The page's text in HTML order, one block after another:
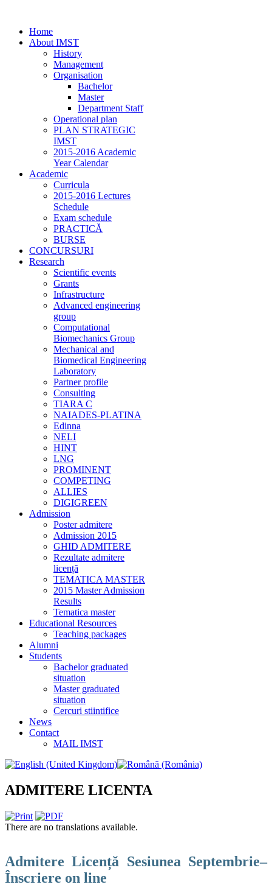
Home
About IMST
History
Management
Organisation
Bachelor
Master
Department Staff
Operational plan
PLAN STRATEGIC
IMST
2015-2016 Academic
Year Calendar
Academic
Curricula
2015-2016 Lectures
Schedule
Exam schedule
PRACTICĂ
BURSE
CONCURSURI
Research
Scientific events
Grants
Infrastructure
Advanced engineering
group
Computational
Biomechanics Group
Mechanical and
Biomedical Engineering
Laboratory
Partner profile
Consulting
TIARA C
NAIADES-PLATINA
Edinna
NELI
HINT
LNG
PROMINENT
COMPETING
ALLIES
DIGIGREEN
Admission
Poster admitere
Admission 2015
GHID ADMITERE
Rezultate admitere
licență
TEMATICA MASTER
2015 Master Admission
Results
Tematica master
Educational Resources
Teaching packages
Alumni
Students
Bachelor graduated
situation
Master graduated
situation
Cercuri stiintifice
News
Contact
MAIL IMST
ADMITERE LICENTA
There are no translations available.
Admitere Licență Sesiunea Septembrie–
Înscriere on line